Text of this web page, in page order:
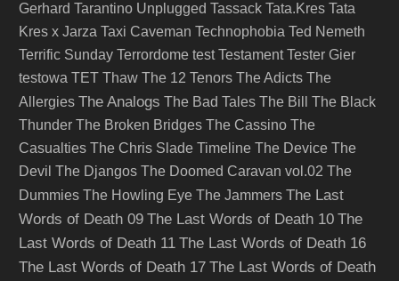
Gerhard Tarantino Unplugged Tassack Tata.Kres Tata
Kres x Jarza Taxi Caveman Technophobia Ted Nemeth
Terrific Sunday Terrordome test Testament Tester Gier
testowa TET Thaw The 12 Tenors The Adicts The
Allergies The Analogs The Bad Tales The Bill
The Black
Thunder The Broken Bridges The Cassino The
Casualties The Chris Slade Timeline The Device The
Devil The Djangos The Doomed Caravan vol.02 The
Dummies The Howling Eye The Jammers The Last
Words of Death 09 The Last Words of Death 10 The
Last Words of Death 11 The Last Words of Death 16
The Last Words of Death 17 The Last Words of Death